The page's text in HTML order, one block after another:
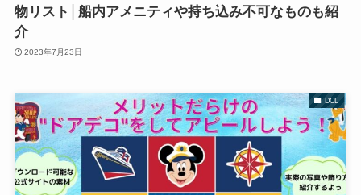
物リスト│船内アメニティや持ち込み不可なものも紹
介
2023年7月23日
DCL